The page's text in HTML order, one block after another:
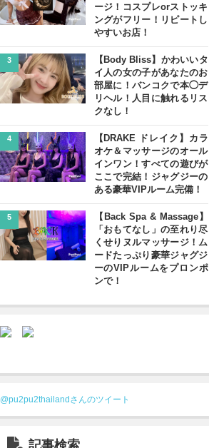
ージ！コスプレorストッキ
ングがフリー！リピートし
やすいお店！
3
【Body Bliss】かわいいタ
イ人の女の子があなたのお
部屋に！バンコクで本◯デ
リヘル！人目に触れるリス
クなし！
4
【DRAKE ドレイク】カラ
オケ＆マッサージのオール
インワン！すべての遊びが
ここで完結！ジャグジーの
ある豪華VIPルーム完備！
5
【Back Spa & Massage】
「おもてなし」の至れり尽
くせりヌルマッサージ！ム
ードたっぷり豪華ジャグジ
ーのVIPルームをプロンポ
ンで！
@pu2pu2thailandさんのツイート
記事検索